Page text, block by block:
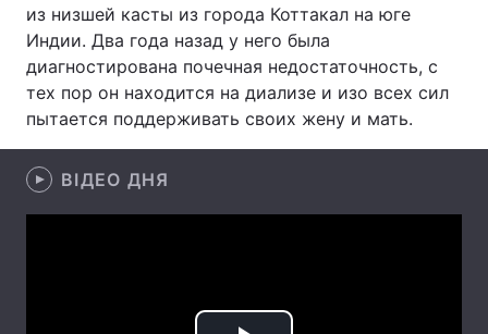
Техно і зв'язок Лайт
Зброя Інциденти
Здоров'я Туризм
Цікавинки
Екологія Регіони
Статті
из низшей касты из города Коттакал на юге
Индии. Два года назад у него была
диагностирована почечная недостаточность, с
тех пор он находится на диализе и изо всех сил
пытается поддерживать своих жену и мать.
ВІДЕО ДНЯ